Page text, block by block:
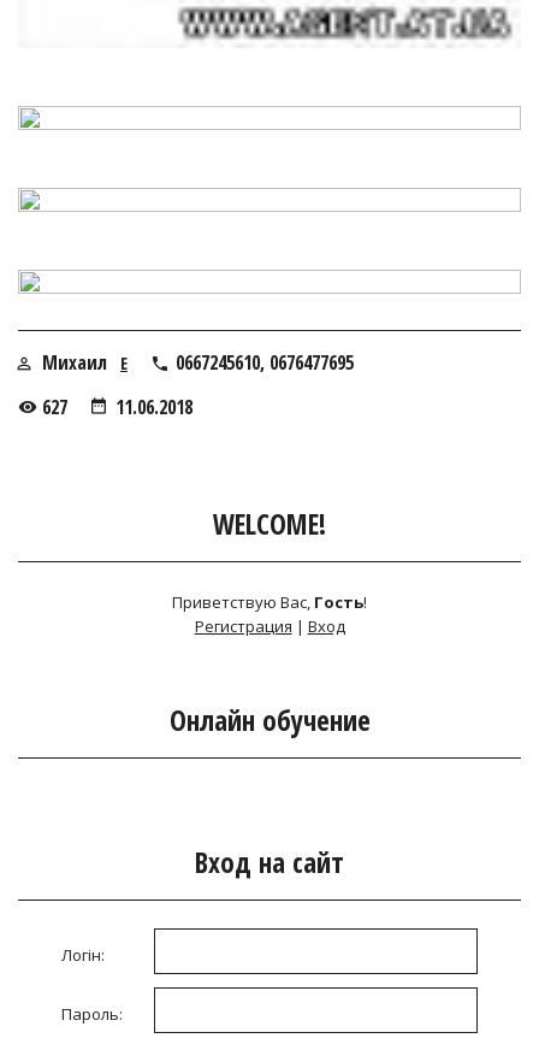
Михаил E
0667245610, 0676477695
627
11.06.2018
WELCOME!
Приветствую Вас, Гость!
Регистрация | Вход
Онлайн обучение
Вход на сайт
Логін:
Пароль: